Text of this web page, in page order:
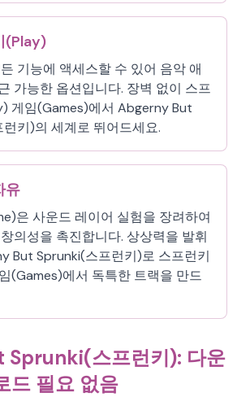
(Play)
기능에 액세스할 수 있어 음악 애
가능한 옵션입니다. 장벽 없이 스프
게임(Games)에서 Abgerny But
키)의 세계로 뛰어드세요.
유
은 사운드 레이어 실험을 장려하여
의성을 촉진합니다. 상상력을 발휘
But Sprunki(스프런키)로 스프런키
(Games)에서 독특한 트랙을 만드
스프런키): 다운
드 필요 없음